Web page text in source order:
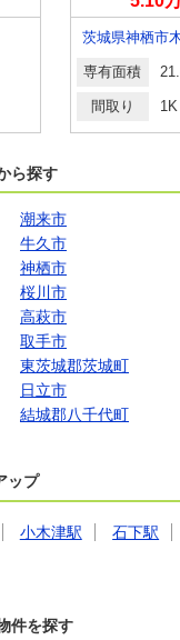
茨城県神栖市
専有面積
間取り 1K
ら探す
潮来市
牛久市
神栖市
桜川市
高萩市
取手市
東茨城郡茨城町
日立市
結城郡八千代町
ップ
小木津駅 石下駅
件を探す